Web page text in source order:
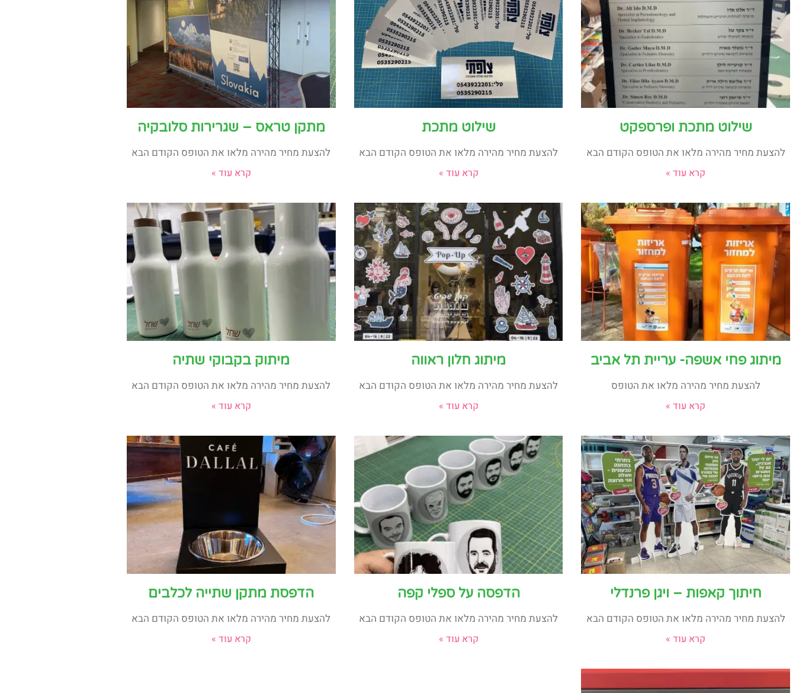
שילוט מתכת ופרספקט
להצעת מחיר מהירה מלאו את הטופס הקודם הבא
קרא עוד »
שילוט מתכת
להצעת מחיר מהירה מלאו את הטופס הקודם הבא
קרא עוד »
מתקן טראס – שגרירות סלובקיה
להצעת מחיר מהירה מלאו את הטופס הקודם הבא
קרא עוד »
מיתוג פחי אשפה- עריית תל אביב
להצעת מחיר מהירה מלאו את הטופס
קרא עוד »
מיתוג חלון ראווה
להצעת מחיר מהירה מלאו את הטופס הקודם הבא
קרא עוד »
מיתוק בקבוקי שתיה
להצעת מחיר מהירה מלאו את הטופס הקודם הבא
קרא עוד »
חיתוך קאפות – ויגן פרנדלי
להצעת מחיר מהירה מלאו את הטופס הקודם הבא
קרא עוד »
הדפסה על ספלי קפה
להצעת מחיר מהירה מלאו את הטופס הקודם הבא
קרא עוד »
הדפסת מתקן שתייה לכלבים
להצעת מחיר מהירה מלאו את הטופס הקודם הבא
קרא עוד »